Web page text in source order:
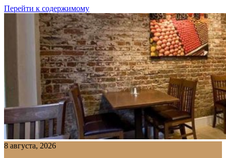
Перейти к содержимому
8 августа, 2026